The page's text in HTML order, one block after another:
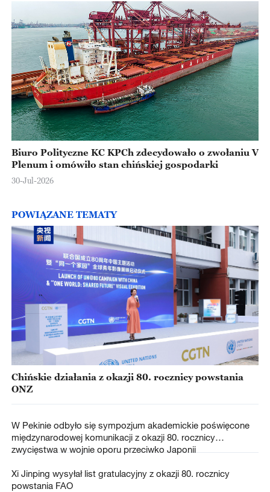
Biuro Polityczne KC KPCh zdecydowało o zwołaniu V
Plenum i omówiło stan chińskiej gospodarki
30-Jul-2026
POWIĄZANE TEMATY
Chińskie działania z okazji 80. rocznicy powstania
ONZ
W Pekinie odbyło się sympozjum akademickie poświęcone
międzynarodowej komunikacji z okazji 80. rocznicy
zwycięstwa w wojnie oporu przeciwko Japonii
Xi Jinping wysyłał list gratulacyjny z okazji 80. rocznicy
powstania FAO